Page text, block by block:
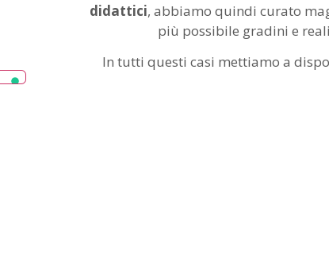
didattici, abbiamo quindi curato
più possibile gradini e
In tutti questi casi mettiamo a